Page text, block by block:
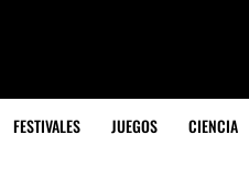
FESTIVALES JUEGOS CIENCIA